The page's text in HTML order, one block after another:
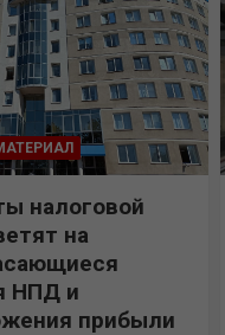
налоговой
на
НПД и
прибыли